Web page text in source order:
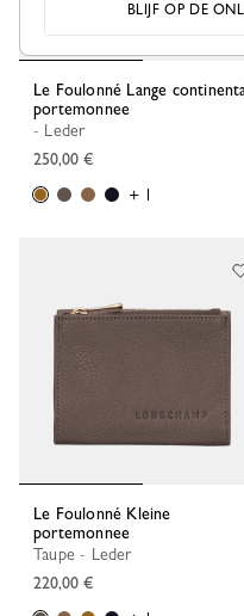
Le Foulonné Lange continentale
portemonnee
- Leder
250,00 €
+ 1
Le Foulonné Kleine
portemonnee
Taupe - Leder
220,00 €
BLIJF OP DE